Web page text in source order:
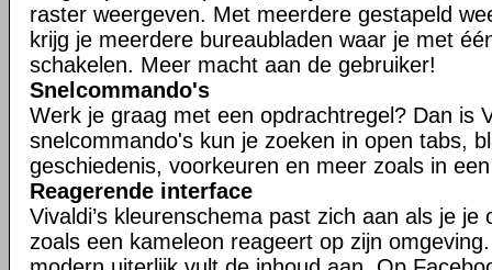
raster weergeven. Met meerdere gestapeld
krijg je meerdere bureaubladen waar je met
schakelen. Meer macht aan de gebruiker!
Snelcommando's
Werk je graag met een opdrachtregel? Dan is
snelcommando's kun je zoeken in open tabs,
geschiedenis, voorkeuren en meer zoals in
Reagerende interface
Vivaldi’s kleurenschema past zich aan als je je
zoals een kameleon reageert op zijn